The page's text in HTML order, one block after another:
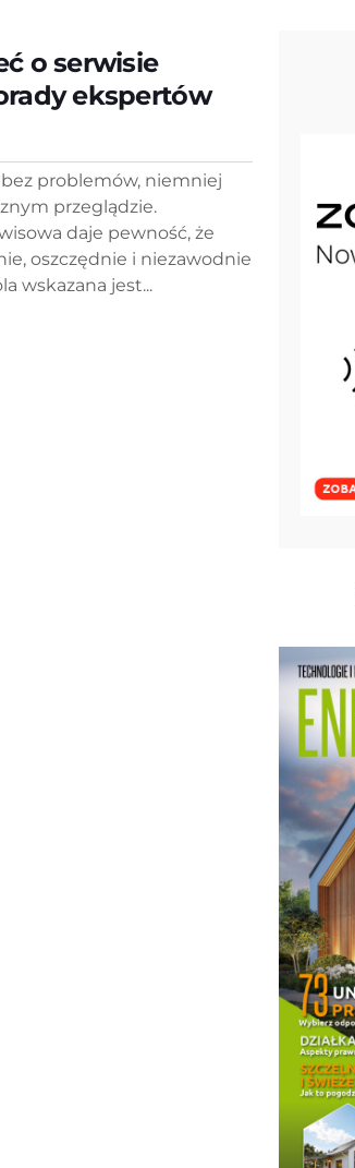
o serwisie
ekspertów
bez problemów, niemniej
przeglądzie.
daje pewność, że
oszczędnie i niezawodnie
wskazana jest...